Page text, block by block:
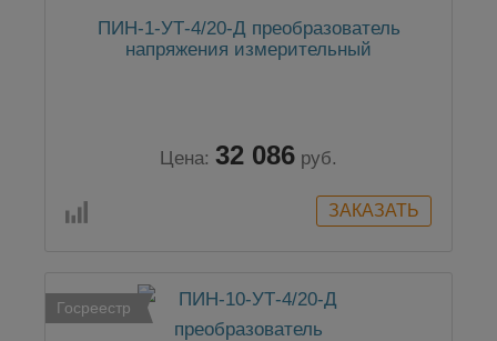
ПИН-1-УТ-4/20-Д преобразователь
напряжения измерительный
Цена: 32 086 руб.
Госреестр